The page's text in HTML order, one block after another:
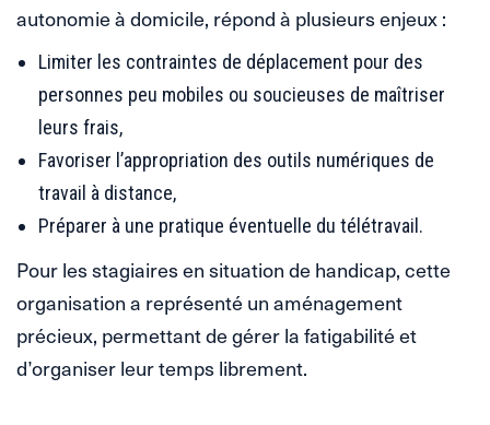
autonomie à domicile, répond à plusieurs enjeux :
Limiter les contraintes de déplacement pour des
personnes peu mobiles ou soucieuses de maîtriser
leurs frais,
Favoriser l’appropriation des outils numériques de
travail à distance,
Préparer à une pratique éventuelle du télétravail.
Pour les stagiaires en situation de handicap, cette
organisation a représenté un aménagement
précieux, permettant de gérer la fatigabilité et
d’organiser leur temps librement.